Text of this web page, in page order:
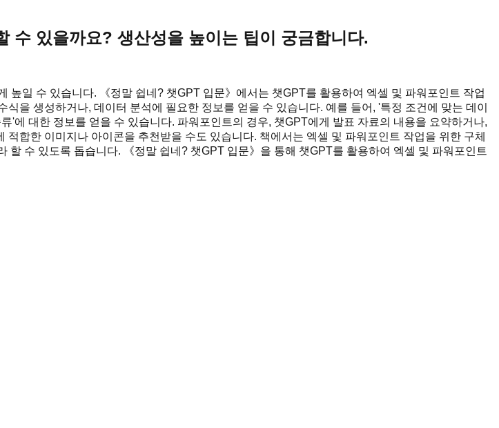
수 있을까요? 생산성을 높이는 팁이 궁금합니다.
일 수 있습니다. 《정말 쉽네? 챗GPT 입문》에서는 챗GPT를 활용하여 엑셀 및 파워포인트 작업
을 생성하거나, 데이터 분석에 필요한 정보를 얻을 수 있습니다. 예를 들어, '특정 조건에 맞는 데이
에 대한 정보를 얻을 수 있습니다. 파워포인트의 경우, 챗GPT에게 발표 자료의 내용을 요약하거나,
합한 이미지나 아이콘을 추천받을 수도 있습니다. 책에서는 엑셀 및 파워포인트 작업을 위한 구체
수 있도록 돕습니다. 《정말 쉽네? 챗GPT 입문》을 통해 챗GPT를 활용하여 엑셀 및 파워포인트